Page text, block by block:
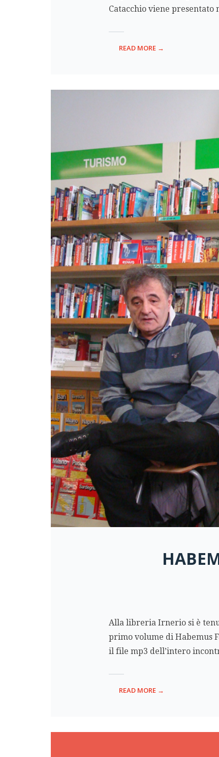
Catacchio viene presentato
READ MORE →
Alla libreria Irnerio si è
primo volume di Habemus
il file mp3 dell’intero
READ MORE →